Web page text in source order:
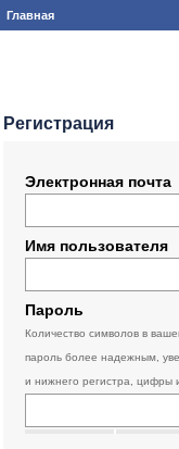
Главная
Регистрация
Электронная почта
Имя пользователя
Пароль
Количество символов в
пароль более надежным,
и нижнего регистра, цифры